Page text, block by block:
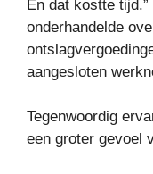
En dat kostte
onderhandelde
aangesloten
Tegenwoordig
een groter gevoel